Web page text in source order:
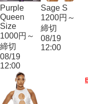
Purple
Queen
Size
1000円～
締切
08/19
12:00
Sage S
1200円～
締切
08/19
12:00